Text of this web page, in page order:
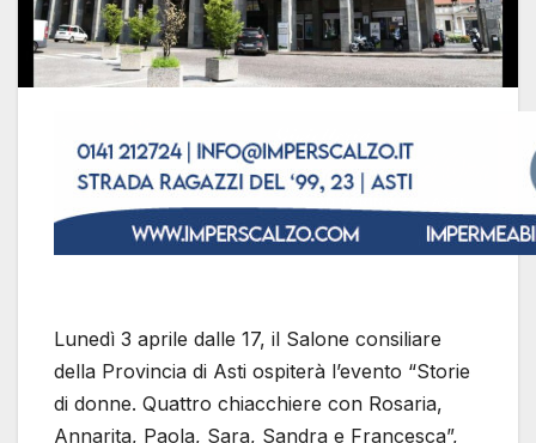
Lunedì 3 aprile dalle 17, il Salone consiliare
della Provincia di Asti ospiterà l’evento “Storie
di donne. Quattro chiacchiere con Rosaria,
Annarita, Paola, Sara, Sandra e Francesca”,